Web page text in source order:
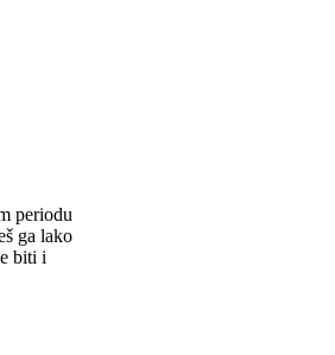
periodu
ga lako
biti i